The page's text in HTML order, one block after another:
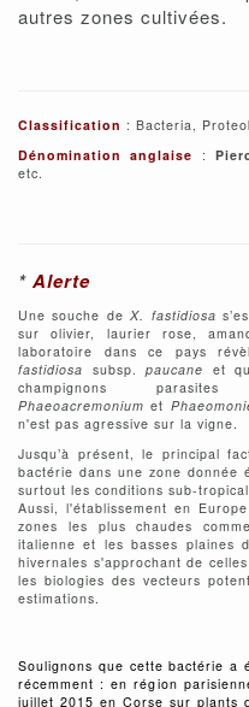
autres zones cultivées.
Classification : Bacteria,
Dénomination anglaise
:
etc.
* Alerte
Une souche deX. fastidiosa
sur olivier, laurier rose,
laboratoire dans ce pays
fastidiosa subsp.paucane et
champignons
Phaeoacremonium et
n'est pas agressive sur la vigne.
Jusqu’à présent, le principal
bactérie dans une zone donnée
surtout les conditions sub-
Aussi, l'établissement en
zones les plus chaudes
italienne et les basses plaines
hivernales s'approchant de
les biologies des vecteurs
estimations.
Soulignons que cette bactérie a
récemment : en région
juillet 2015 en Corse sur plants